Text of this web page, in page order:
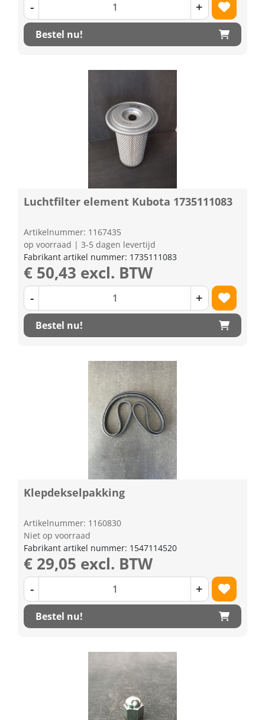
- +
Bestel nu!
Luchtfilter element Kubota 1735111083
Artikelnummer: 1167435
op voorraad | 3-5 dagen levertijd
Fabrikant artikel nummer: 1735111083
€ 50,43 excl. BTW
- +
Bestel nu!
Klepdekselpakking
Artikelnummer: 1160830
Niet op voorraad
Fabrikant artikel nummer: 1547114520
€ 29,05 excl. BTW
- +
Bestel nu!